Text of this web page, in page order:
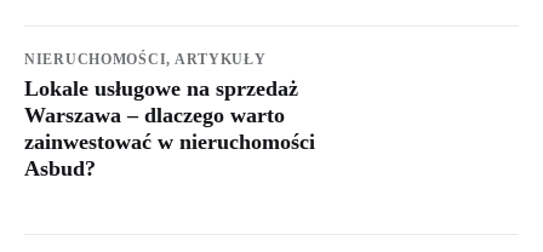
NIERUCHOMOŚCI, ARTYKUŁY
Lokale usługowe na sprzedaż
Warszawa – dlaczego warto
zainwestować w nieruchomości
Asbud?